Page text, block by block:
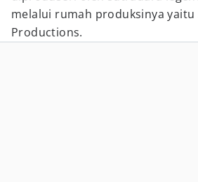
melalui rumah produksinya yaitu
Productions.